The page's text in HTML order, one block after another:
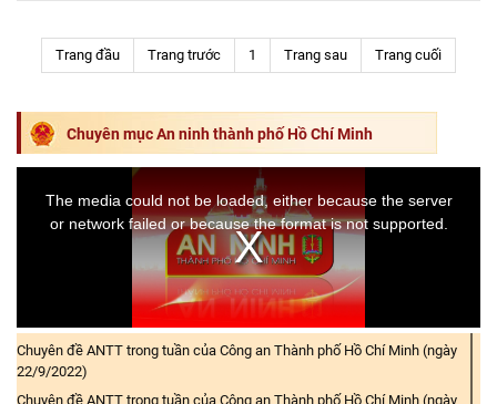
Trang đầu Trang trước 1 Trang sau Trang cuối
Chuyên mục An ninh thành phố Hồ Chí Minh
The media could not be loaded, either because the server
or network failed or because the format is not supported.
Chuyên đề ANTT trong tuần của Công an Thành phố Hồ Chí Minh (ngày
22/9/2022)
Chuyên đề ANTT trong tuần của Công an Thành phố Hồ Chí Minh (ngày